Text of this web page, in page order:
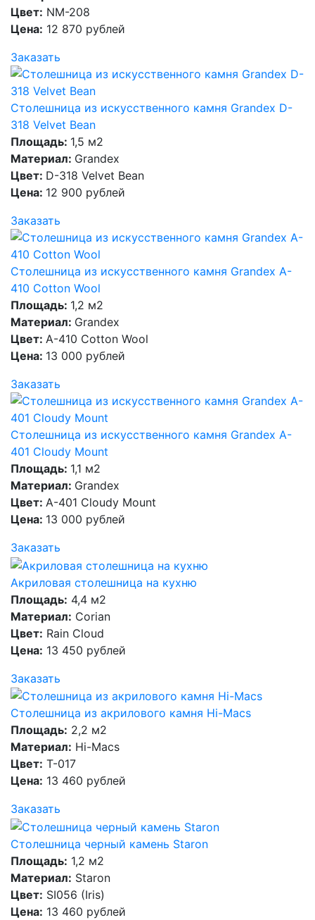
Цвет: NM-208
Цена: 12 870 рублей
Заказать
Столешница из искусственного камня Grandex D-
318 Velvet Bean
Площадь: 1,5 м2
Материал: Grandex
Цвет: D-318 Velvet Bean
Цена: 12 900 рублей
Заказать
Столешница из искусственного камня Grandex A-
410 Cotton Wool
Площадь: 1,2 м2
Материал: Grandex
Цвет: A-410 Cotton Wool
Цена: 13 000 рублей
Заказать
Столешница из искусственного камня Grandex A-
401 Cloudy Mount
Площадь: 1,1 м2
Материал: Grandex
Цвет: A-401 Cloudy Mount
Цена: 13 000 рублей
Заказать
Акриловая столешница на кухню
Площадь: 4,4 м2
Материал: Corian
Цвет: Rain Cloud
Цена: 13 450 рублей
Заказать
Столешница из акрилового камня Hi-Macs
Площадь: 2,2 м2
Материал: Hi-Macs
Цвет: T-017
Цена: 13 460 рублей
Заказать
Столешница черный камень Staron
Площадь: 1,2 м2
Материал: Staron
Цвет: SI056 (Iris)
Цена: 13 460 рублей